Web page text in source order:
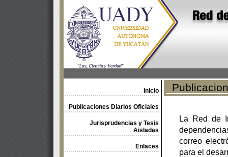
Inicio
Publicaciones Diarios Oficiales
Jurisprudencias y Tesis
Aisladas
Enlaces
La Red de
correo
para el